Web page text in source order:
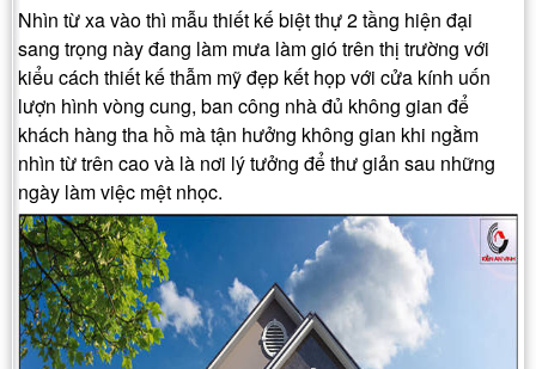
Nhìn từ xa vào thì mẫu thiết kế biệt thự 2 tầng hiện đại
sang trọng này đang làm mưa làm gió trên thị trường với
kiểu cách thiết kế thẫm mỹ đẹp kết họp với cửa kính uốn
lượn hình vòng cung, ban công nhà đủ không gian để
khách hàng tha hồ mà tận hưởng không gian khi ngằm
nhìn từ trên cao và là nơi lý tưởng để thư giản sau những
ngày làm việc mệt nhọc.